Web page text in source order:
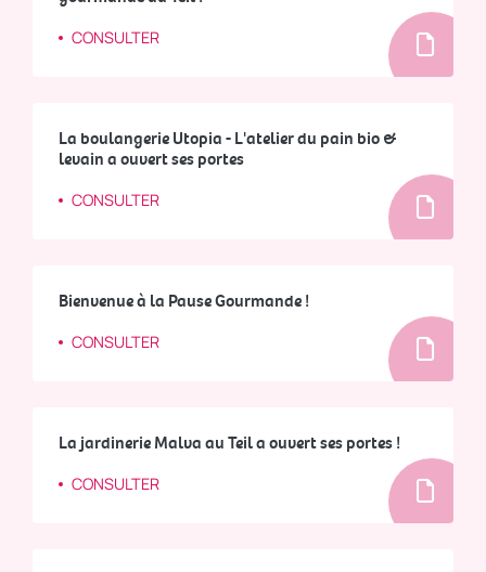
CONSULTER
La boulangerie Utopia - L'atelier du pain bio &
levain a ouvert ses portes
CONSULTER
Bienvenue à la Pause Gourmande !
CONSULTER
La jardinerie Malva au Teil a ouvert ses portes !
CONSULTER